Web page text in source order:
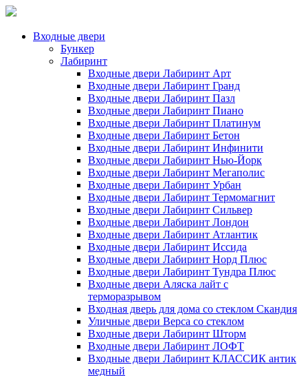
Входные двери
Бункер
Лабиринт
Входные двери Лабиринт Арт
Входные двери Лабиринт Гранд
Входные двери Лабиринт Пазл
Входные двери Лабиринт Пиано
Входные двери Лабиринт Платинум
Входные двери Лабиринт Бетон
Входные двери Лабиринт Инфинити
Входные двери Лабиринт Нью-Йорк
Входные двери Лабиринт Мегаполис
Входные двери Лабиринт Урбан
Входные двери Лабиринт Термомагнит
Входные двери Лабиринт Сильвер
Входные двери Лабиринт Лондон
Входные двери Лабиринт Атлантик
Входные двери Лабиринт Иссида
Входные двери Лабиринт Норд Плюс
Входные двери Лабиринт Тундра Плюс
Входные двери Аляска лайт с
терморазрывом
Входная дверь для дома со стеклом Скандия
Уличные двери Верса со стеклом
Входные двери Лабиринт Шторм
Входные двери Лабиринт ЛОФТ
Входные двери Лабиринт КЛАССИК антик
медный